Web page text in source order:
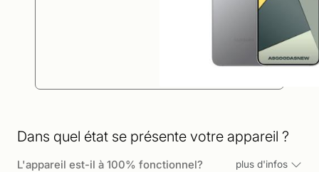
Dans quel état se présente votre appareil ?
L'appareil est-il à 100% fonctionnel? plus d'infos